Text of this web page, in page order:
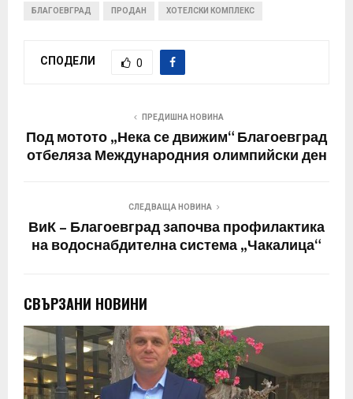
БЛАГОЕВГРАД ПРОДАН ХОТЕЛСКИ КОМПЛЕКС
СПОДЕЛИ 0
ПРЕДИШНА НОВИНА
Под мотото „Нека се движим“ Благоевград
отбеляза Международния олимпийски ден
СЛЕДВАЩА НОВИНА
ВиК – Благоевград започва профилактика
на водоснабдителна система „Чакалица“
СВЪРЗАНИ НОВИНИ